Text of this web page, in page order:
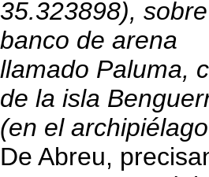
35.323898),
banco de arena
llamado Paluma,
de la isla
(en el
De Abreu,